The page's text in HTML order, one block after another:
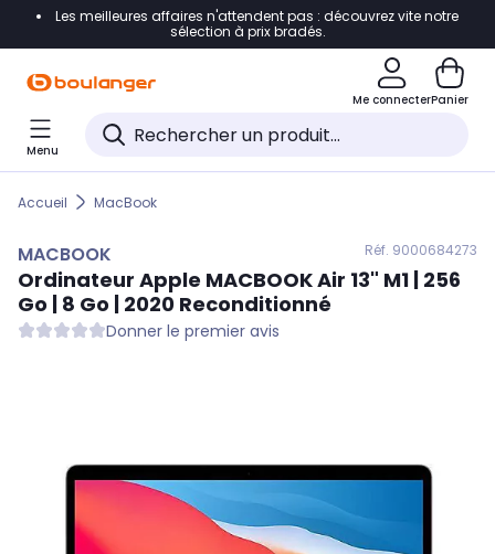
Accéder directement à la navigation
Accéder directement au pied de page
Accéder directement au chatbot
Les meilleures affaires n'attendent pas : découvrez vite notre
sélection à prix bradés.
Me connecterPanier
Menu
Accueil MacBook
MACBOOK Réf. 9000684273
Ordinateur Apple MACBOOKAir 13" M1 | 256
Go | 8 Go | 2020 Reconditionné
Donner le premier avis